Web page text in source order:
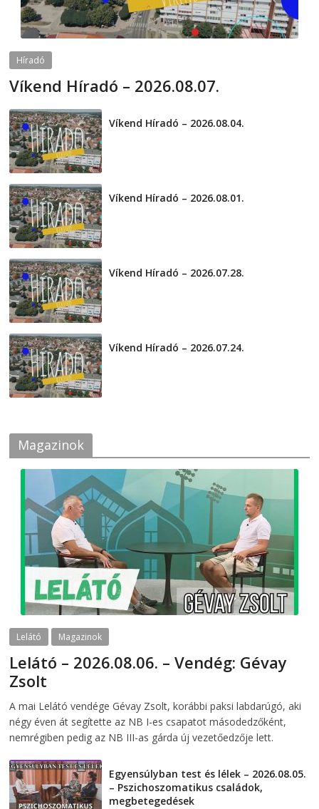
Híradó
Víkend Híradó – 2026.08.07.
Víkend Híradó – 2026.08.04.
Víkend Híradó – 2026.08.01.
Víkend Híradó – 2026.07.28.
Víkend Híradó – 2026.07.24.
Magazinok
Lelátó Magazinok
Lelátó – 2026.08.06. – Vendég: Gévay
Zsolt
A mai Lelátó vendége Gévay Zsolt, korábbi paksi labdarúgó, aki
négy éven át segítette az NB I-es csapatot másodedzőként,
nemrégiben pedig az NB III-as gárda új vezetőedzője lett.
Egyensúlyban test és lélek – 2026.08.05.
– Pszichoszomatikus családok,
megbetegedések